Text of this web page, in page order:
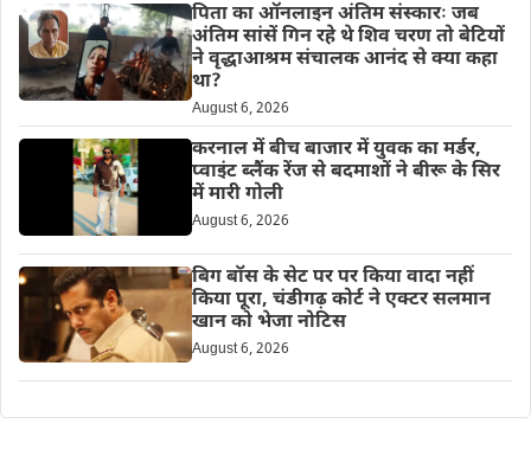
पिता का ऑनलाइन अंतिम संस्कारः जब
अंतिम सांसें गिन रहे थे शिव चरण तो बेटियों
ने वृद्धाआश्रम संचालक आनंद से क्या कहा
था?
August 6, 2026
करनाल में बीच बाजार में युवक का मर्डर,
प्वाइंट ब्लैंक रेंज से बदमाशों ने बीरू के सिर
में मारी गोली
August 6, 2026
बिग बॉस के सेट पर पर किया वादा नहीं
किया पूरा, चंडीगढ़ कोर्ट ने एक्टर सलमान
खान को भेजा नोटिस
August 6, 2026